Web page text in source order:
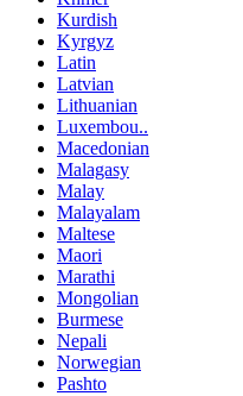
Kurdish
Kyrgyz
Latin
Latvian
Lithuanian
Luxembou..
Macedonian
Malagasy
Malay
Malayalam
Maltese
Maori
Marathi
Mongolian
Burmese
Nepali
Norwegian
Pashto